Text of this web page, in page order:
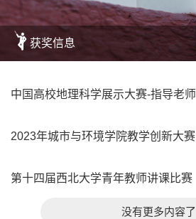
获奖信息
中国高校地理科学展示大赛-指导老师
2023年城市与环境学院教学创新大赛
第十四届西北大学青年教师讲课比赛
没有更多内容了